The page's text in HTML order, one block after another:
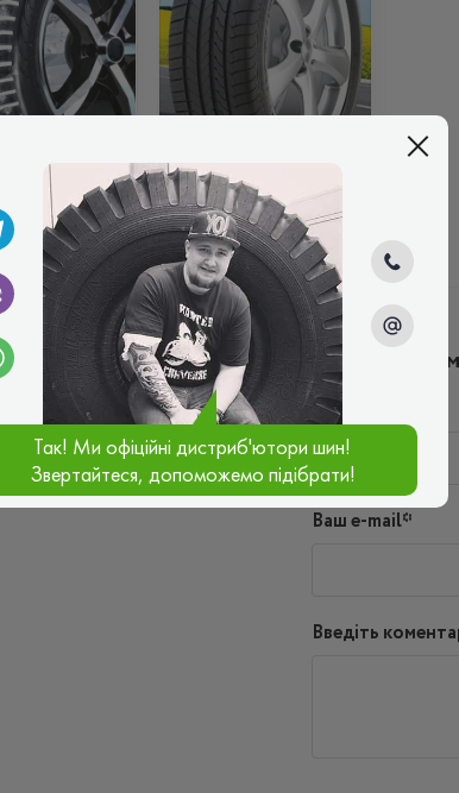
ЗИМОВІ
Написати
Ім'я*
Ваш e-mail*
Введіть
Так! Ми офіційні дистриб'ютори шин!
Звертайтеся, допоможемо підібрати!